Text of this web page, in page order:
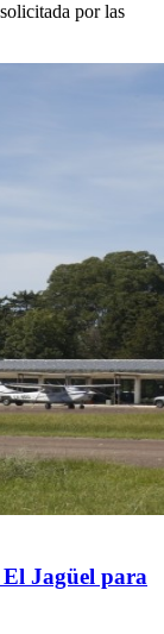
por las
Jagüel para